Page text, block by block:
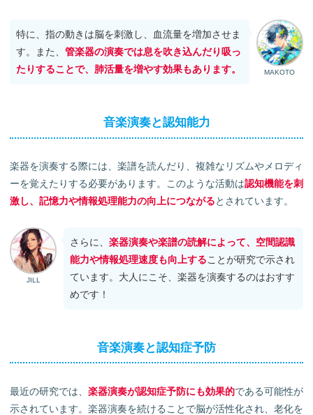
MAKOTO
特に、指の動きは脳を刺激し、血流量を増加させま
す。また、 管楽器の演奏では息を吹き込んだり吸っ
たりすることで、肺活量を増やす効果もあります。
音楽演奏と認知能力
楽器を演奏する際には、楽譜を読んだり、複雑なリズムやメロディ
ーを覚えたりする必要があります。このような活動は認知機能を刺
激し、記憶力や情報処理能力の向上につながるとされています。
JILL
さらに、楽器演奏や楽譜の読解によって、空間認識
能力や情報処理速度も向上することが研究で示され
ています。大人にこそ、楽器を演奏するのはおすす
めです！
音楽演奏と認知症予防
最近の研究では、 楽器演奏が認知症予防にも効果的である可能性が
示されています。楽器演奏を続けることで脳が活性化され、老化を